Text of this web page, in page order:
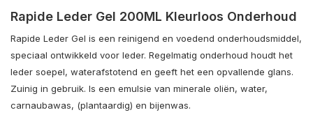
Rapide Leder Gel 200ML Kleurloos Onderhoud
Rapide Leder Gel is een reinigend en voedend onderhoudsmiddel,
speciaal ontwikkeld voor leder. Regelmatig onderhoud houdt het
leder soepel, waterafstotend en geeft het een opvallende glans.
Zuinig in gebruik. Is een emulsie van minerale oliën, water,
carnaubawas, (plantaardig) en bijenwas.